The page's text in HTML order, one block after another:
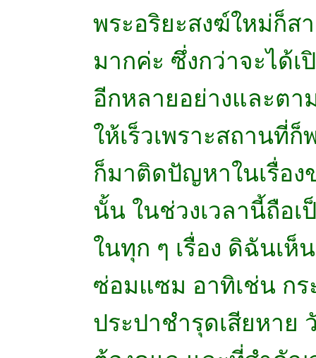
พระอริยะสงฆ์ใหม่ก็ส
มากค่ะ ซึ่งกว่าจะได้
อีกหลายอย่างและตา
ให้เร็วเพราะสถานที่
ก็มาติดปัญหาในเรื่อง
นั้น ในช่วงเวลานี้ถือ
ในทุก ๆ เรื่อง ดิฉันเ
ซ่อมแซม อาทิเช่น กร
ประปาชำรุดเสียหา